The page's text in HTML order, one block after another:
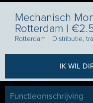
Mechanisch
Rotterdam |
Rotterdam I Distributie,
IK WIL
Functieomschrijving